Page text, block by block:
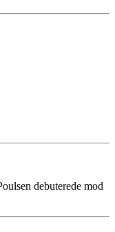
debuterede mod